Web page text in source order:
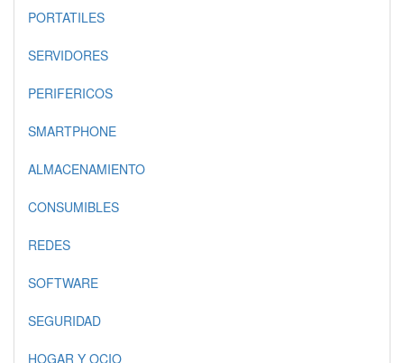
PORTATILES
SERVIDORES
PERIFERICOS
SMARTPHONE
ALMACENAMIENTO
CONSUMIBLES
REDES
SOFTWARE
SEGURIDAD
HOGAR Y OCIO